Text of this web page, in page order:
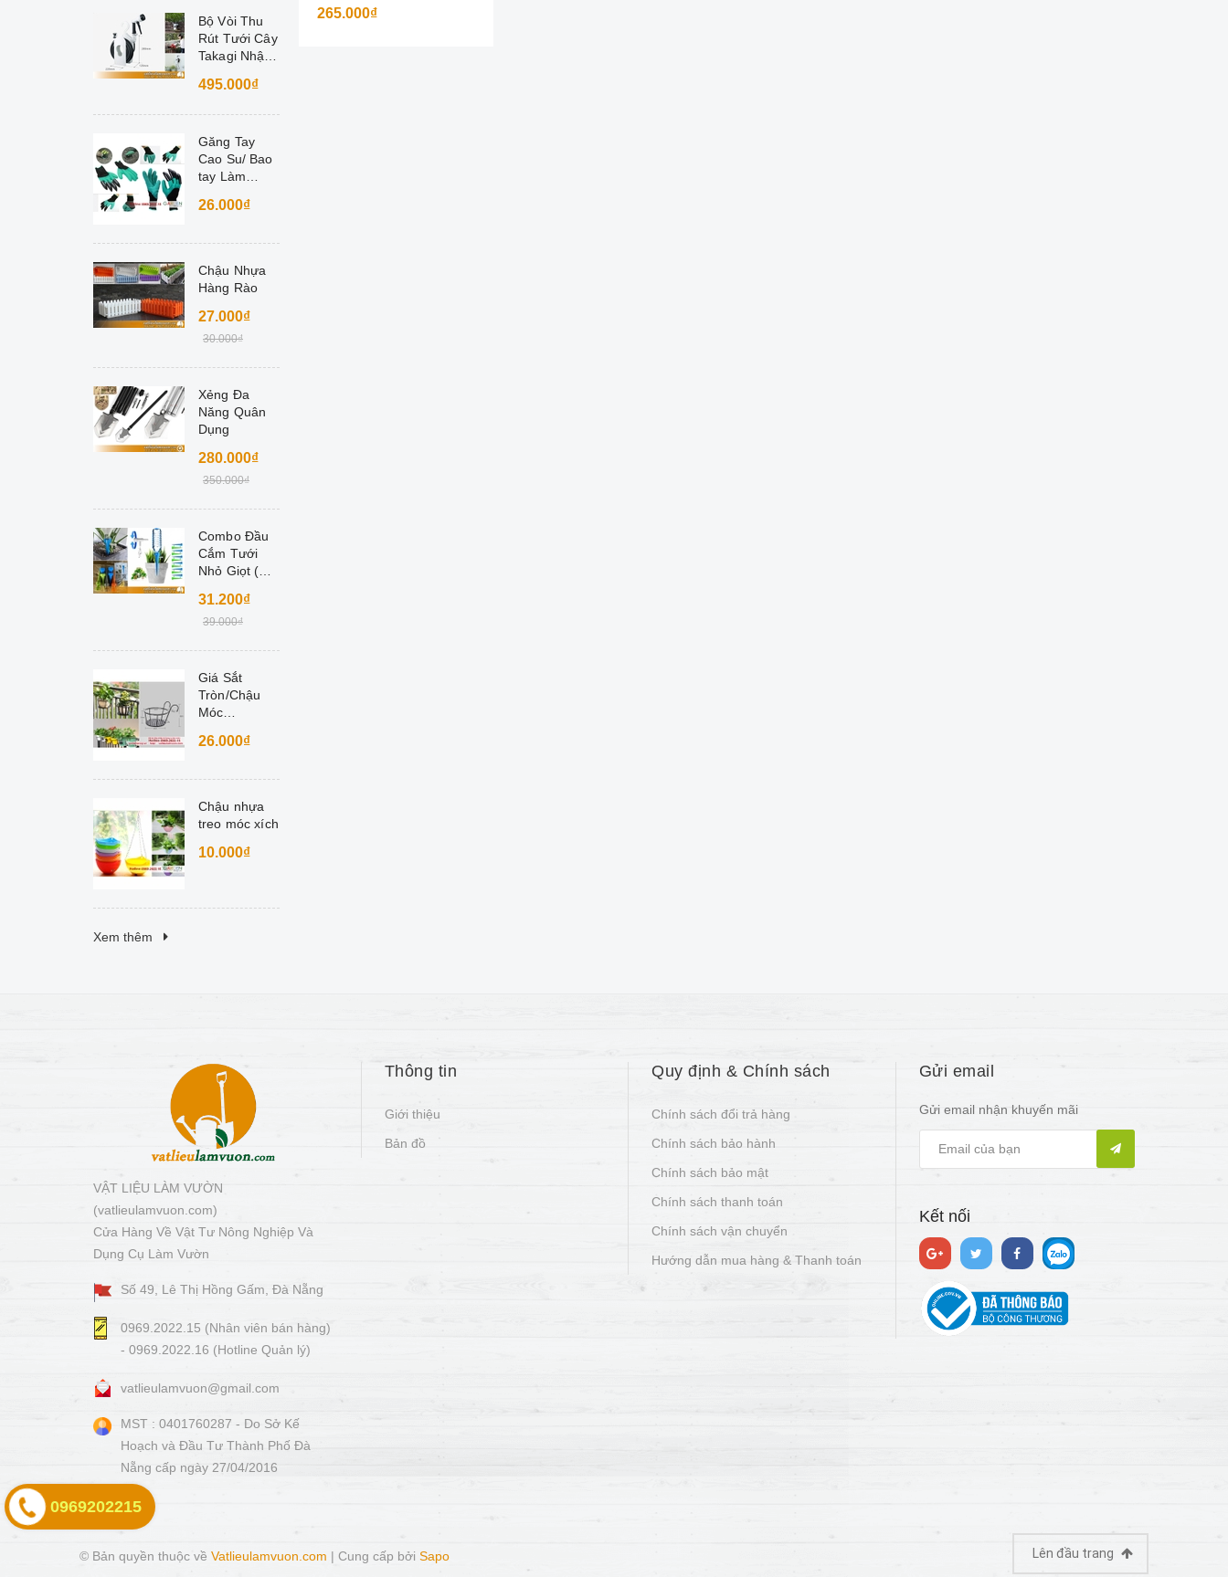
Bộ Vòi Thu
Rút Tưới Cây
Takagi Nhật
495.000₫
Găng Tay
Cao Su/ Bao
tay Làm
26.000₫
Chậu Nhựa
Hàng Rào
27.000₫
30.000₫
Xẻng Đa
Năng Quân
Dụng
280.000₫
350.000₫
Combo Đầu
Cắm Tưới
Nhỏ Giọt (Bộ
31.200₫
39.000₫
Giá Sắt
Tròn/Chậu
Móc
Treo Ban
26.000₫
Chậu nhựa
treo móc xích
10.000₫
Xem thêm
265.000₫
VẬT LIỆU LÀM VƯỜN
(vatlieulamvuon.com)
Cửa Hàng Về Vật Tư Nông Nghiệp Và
Dụng Cụ Làm Vườn
Số 49, Lê Thị Hồng Gấm, Đà Nẵng
0969.2022.15 (Nhân viên bán hàng)
- 0969.2022.16 (Hotline Quản lý)
vatlieulamvuon@gmail.com
MST : 0401760287 - Do Sở Kế
Hoạch và Đầu Tư Thành Phố Đà
Nẵng cấp ngày 27/04/2016
Thông tin
Giới thiệu
Bản đồ
Quy định & Chính sách
Chính sách đổi trả hàng
Chính sách bảo hành
Chính sách bảo mật
Chính sách thanh toán
Chính sách vận chuyển
Hướng dẫn mua hàng & Thanh toán
Gửi email
Gửi email nhận khuyến mãi
Kết nối
© Bản quyền thuộc về Vatlieulamvuon.com | Cung cấp bởi Sapo Lên đầu trang
0969202215